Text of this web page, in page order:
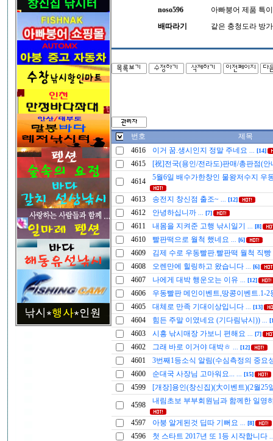
noso596
아빠붕어 제품 특
배따라기
같은 충청도라 방
번호
제목
4616
이거 꿈.생시인지 정말 주네요 [14]
4615 [祝]전국(용인/전라도)판매/총판점(
4614 5월6일 배수가한창인 물왕저수지 우
4613 송전지 창신점 출조~ [12]
4612 안녕하십니까 [7]
4611 내몸을 지켜준 고행 낚시일기 [8]
4610 빨판떡으로 월척 했네요 [6]
4609
김제 수로 우동빨판.빨판떡 월척 직빵
4608
오렌만에 힐링하고 왔습니다 [6]
4607 나에게 대박 행운오는 이유 [12]
4606
우동빨판 메인이벤트,땅콩이벤트.1-
4605
대체로 만족 기대이상입니다 [13]
4604 힘든 주말 이였네요 (기다림낚시))
4603 시흥 낚시매장 가보니 편해요 [7]
4602 그래 바로 이거야 대박ㅎ [12]
4601
3번째1등소식 알림(수심측정의 중요
4600
순대국 사장님 고마워요... [15]
4599 [개장]용인(창신집)(大이벤트)(2월25
4598 내림초보 부부회원님과 함께한 일영
4597 아붕 알게된것 딥따 기뻐요 [8]
4596 첫 스타트 2017년 또 1등 시작합니다